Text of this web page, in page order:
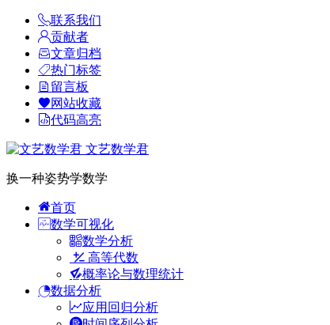
联系我们
贡献者
文章归档
热门标签
留言板
网站收藏
代码高亮
文艺数学君
换一种姿势学数学
首页
数学可视化
数学分析
高等代数
概率论与数理统计
数据分析
应用回归分析